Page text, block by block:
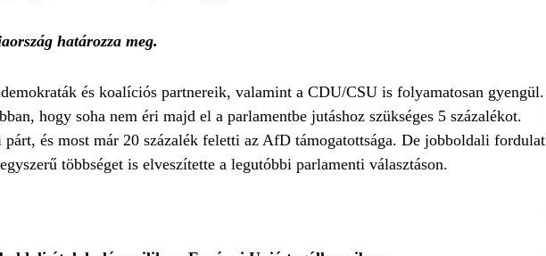
határozza meg.
és koalíciós partnereik, valamint a CDU/CSU is folyamatosan gyengül.
hogy soha nem éri majd el a parlamentbe jutáshoz szükséges 5 százalékot.
és most már 20 százalék feletti az AfD támogatottsága. De jobboldali fordulat
többséget is elveszítette a legutóbbi parlamenti választáson.